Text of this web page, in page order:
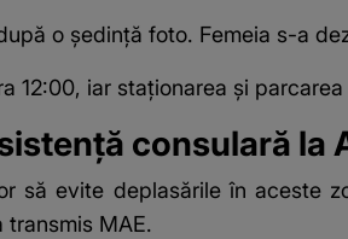
o ședință foto. Femeia s-a
12:00, iar staţionarea şi
consulară la
să evite deplasările în aceste
transmis MAE.